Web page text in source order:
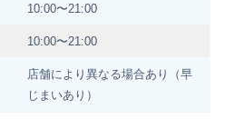
10:00〜21:00
10:00〜21:00
店舗により異なる場合あり（早
じまいあり）